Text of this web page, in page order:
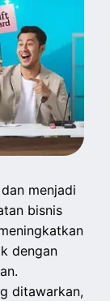
menjadi
bisnis
dengan
ditawarkan,